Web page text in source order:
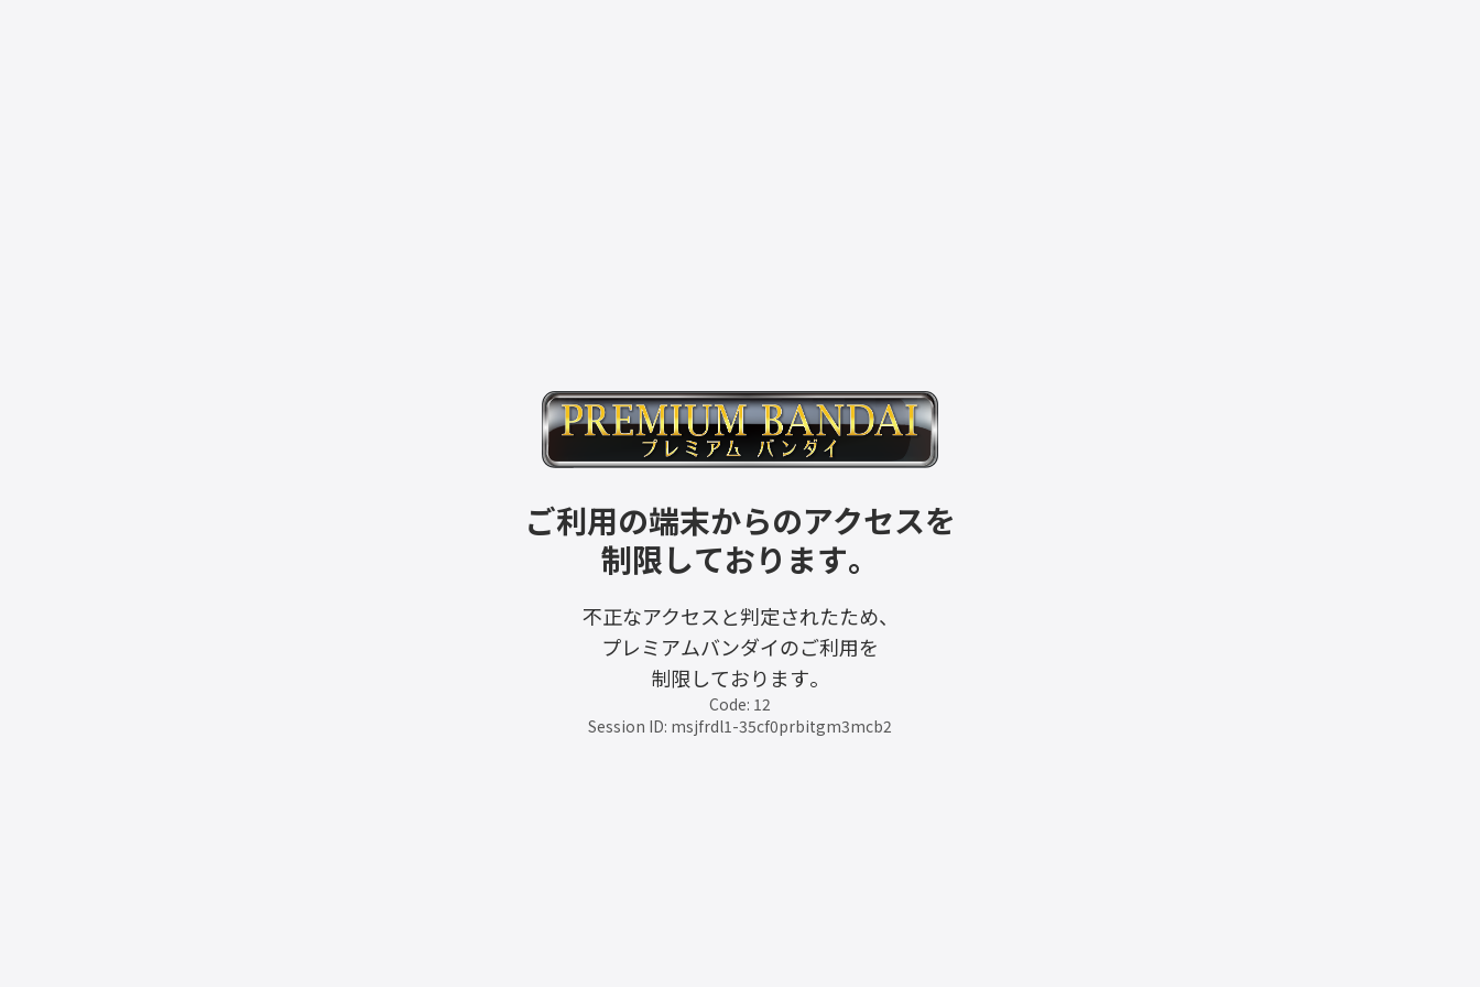
ご利用の端末からのアクセスを
制限しております。
不正なアクセスと判定されたため、
プレミアムバンダイのご利用を
制限しております。
Code: 12
Session ID: msjfrdl1-35cf0prbitgm3mcb2